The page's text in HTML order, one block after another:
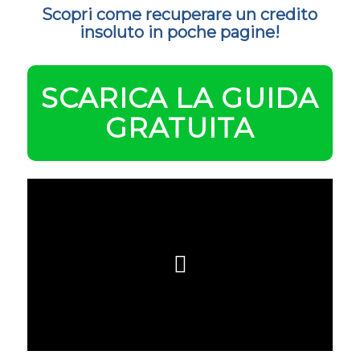
Scopri come recuperare un credito
insoluto in poche pagine!
SCARICA LA GUIDA
GRATUITA